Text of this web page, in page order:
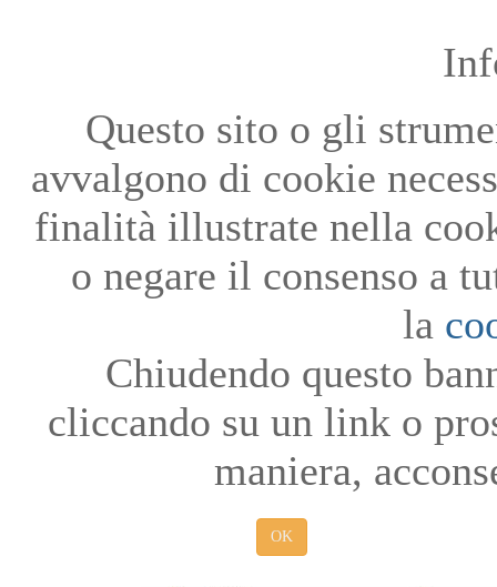
Questo sito o gli
avvalgono di cookie
finalità illustrate nella
o negare il consenso a
la
Chiudendo questo
cliccando su un link o
maniera,
OK